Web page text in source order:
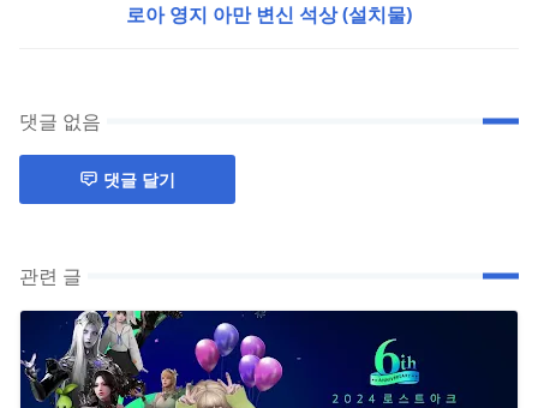
로아 영지 아만 변신 석상 (설치물)
댓글 없음
댓글 달기
관련 글